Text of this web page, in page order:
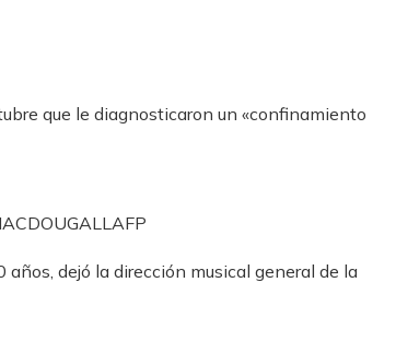
que le diagnosticaron un «confinamiento
AFP
años, dejó la dirección musical general de la